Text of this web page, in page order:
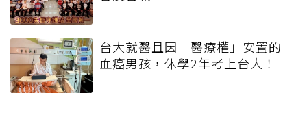
台大就醫且因「醫療權」安置的
血癌男孩，休學2年考上台大！